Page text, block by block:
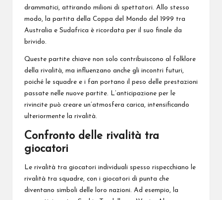
drammatici, attirando milioni di spettatori. Allo stesso
modo, la partita della Coppa del Mondo del 1999 tra
Australia e Sudafrica è ricordata per il suo finale da
brivido.
Queste partite chiave non solo contribuiscono al folklore
della rivalità, ma influenzano anche gli incontri futuri,
poiché le squadre e i fan portano il peso delle prestazioni
passate nelle nuove partite. L’anticipazione per le
rivincite può creare un’atmosfera carica, intensificando
ulteriormente la rivalità.
Confronto delle rivalità tra
giocatori
Le rivalità tra giocatori individuali spesso rispecchiano le
rivalità tra squadre, con i giocatori di punta che
diventano simboli delle loro nazioni. Ad esempio, la